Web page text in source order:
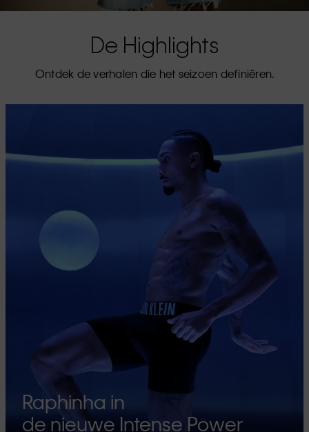
De Highlights
Ontdek de verhalen die het seizoen definiëren.
Raphinha in
de nieuwe Intense Power